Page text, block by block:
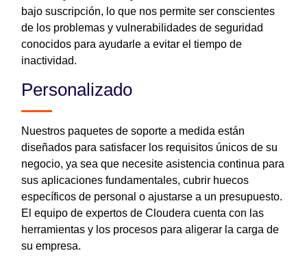
bajo suscripción, lo que nos permite ser conscientes
de los problemas y vulnerabilidades de seguridad
conocidos para ayudarle a evitar el tiempo de
inactividad.
Personalizado
Nuestros paquetes de soporte a medida están
diseñados para satisfacer los requisitos únicos de su
negocio, ya sea que necesite asistencia continua para
sus aplicaciones fundamentales, cubrir huecos
específicos de personal o ajustarse a un presupuesto.
El equipo de expertos de Cloudera cuenta con las
herramientas y los procesos para aligerar la carga de
su empresa.